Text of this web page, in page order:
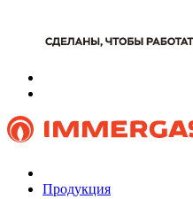
Продукция